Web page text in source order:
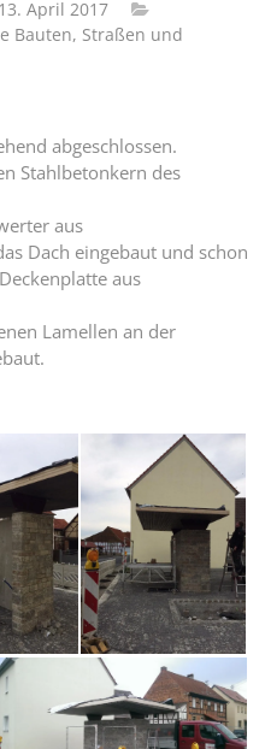
13. April 2017
Bauten, Straßen und
abgeschlossen.
Stahlbetonkern des
aus
Dach eingebaut und schon
aus
Lamellen an der